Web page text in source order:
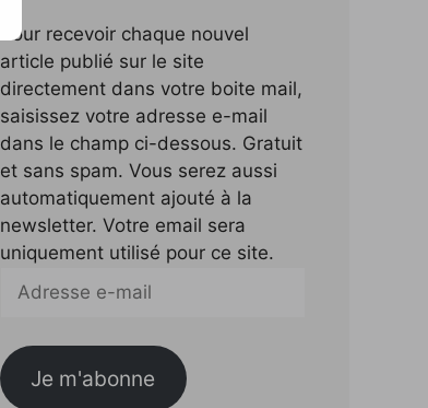
Pour recevoir chaque nouvel
article publié sur le site
directement dans votre boite mail,
saisissez votre adresse e-mail
dans le champ ci-dessous. Gratuit
et sans spam. Vous serez aussi
automatiquement ajouté à la
newsletter. Votre email sera
uniquement utilisé pour ce site.
e-
Je m'abonne